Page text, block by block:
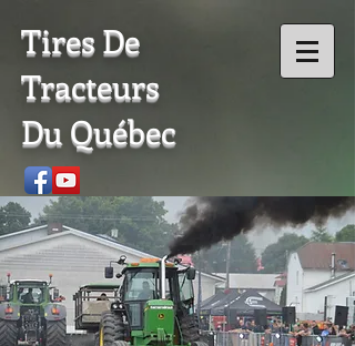
Tires De
Tracteurs
Du Québec